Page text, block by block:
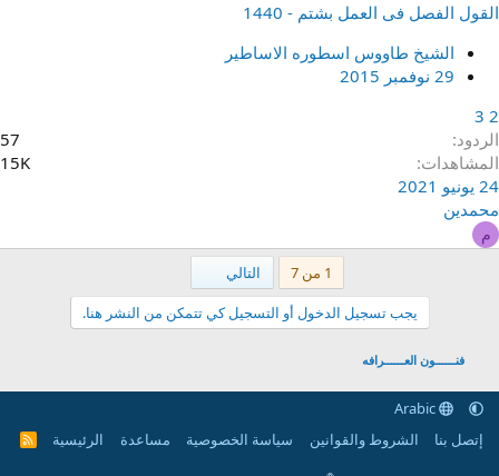
القول الفصل فى العمل بشتم - 1440
الشيخ طاووس اسطوره الاساطير
29 نوفمبر 2015
2
3
الردود
57
المشاهدات
15K
24 يونيو 2021
محمدين
م
1 من 7 التالي
يجب تسجيل الدخول أو التسجيل كي تتمكن من النشر هنا.
فنــــــون العــــــرافه
Arabic
إتصل بنا
الشروط والقوانين سياسة الخصوصية مساعدة الرئيسية
R